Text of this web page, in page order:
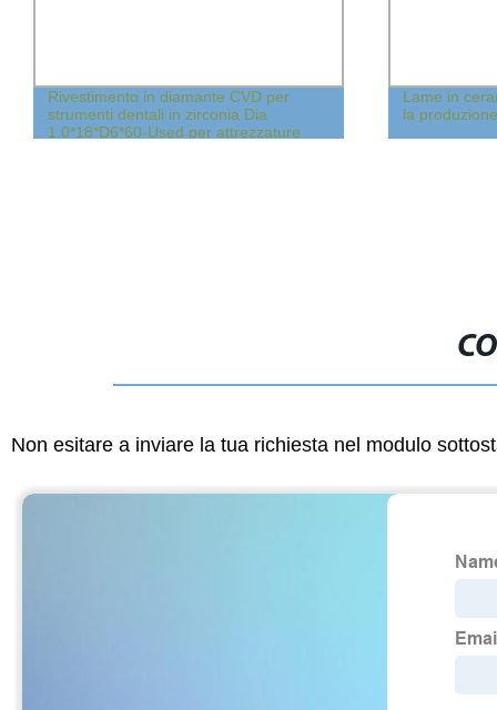
Rivestimento in diamante CVD per
strumenti dentali in zirconia Dia
1.0*18*D6*60-Used per attrezzature
Lame in
la
Non esitare a inviare la tua richiesta nel modulo